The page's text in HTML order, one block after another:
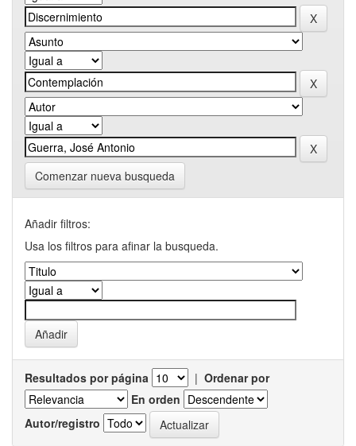
Comenzar nueva busqueda
Añadir filtros:
Usa los filtros para afinar la busqueda.
Resultados por página | Ordenar por
En orden
Autor/registro